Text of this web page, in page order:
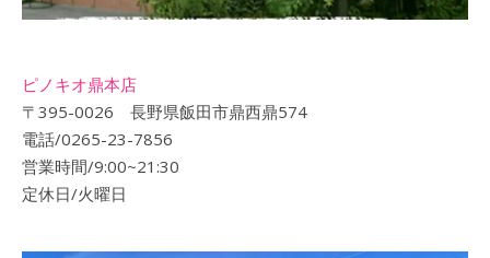
ピノキオ鼎本店
〒395-0026 長野県飯田市鼎西鼎574
電話/0265-23-7856
営業時間/9:00~21:30
定休日/火曜日